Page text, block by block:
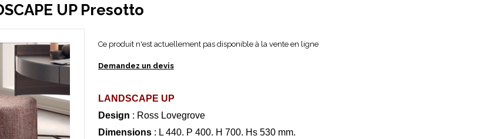
UP Presotto
Ce produit n'est actuellement pas disponible à la vente en ligne
Demandez un devis
LANDSCAPE UP
Design : Ross Lovegrove
Dimensions : L 440. P 400. H 700. Hs 530 mm.